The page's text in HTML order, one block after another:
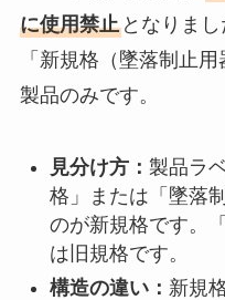
に使用禁止となりま
「新規格（墜落制止
製品のみです。
見分け方： 製品ラ
格」または「墜落
のが新規格です。
は旧規格です。
構造の違い： 新規